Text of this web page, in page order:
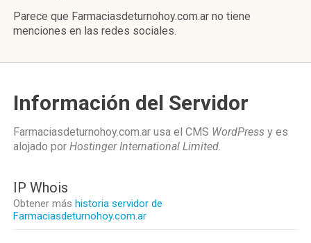
Parece que Farmaciasdeturnohoy.com.ar no tiene
menciones en las redes sociales.
Información del Servidor
Farmaciasdeturnohoy.com.ar usa el CMS WordPress y es
alojado por Hostinger International Limited.
IP Whois
Obtener más historia servidor de
Farmaciasdeturnohoy.com.ar